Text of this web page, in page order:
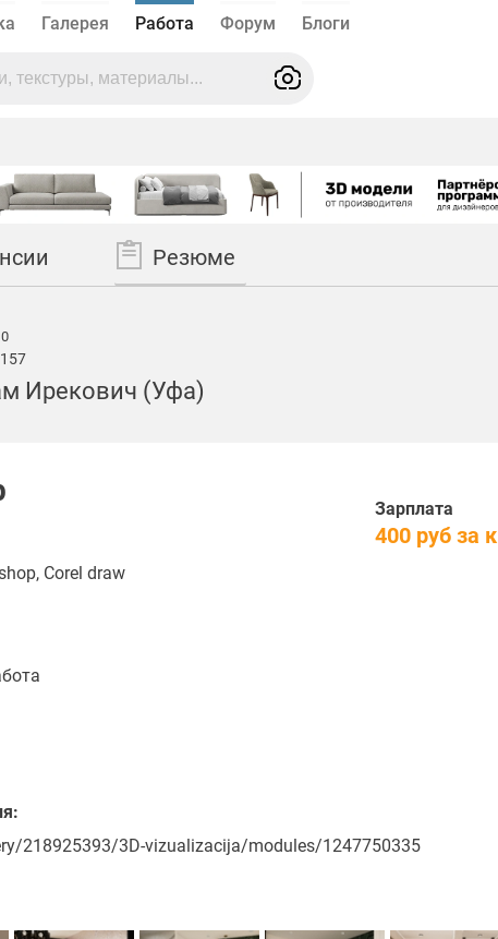
Галерея Работа Форум Блоги
Резюме
157
Ирекович (Уфа)
Зарплата
400 руб за
Corel draw
218925393/3D-vizualizacija/modules/1247750335